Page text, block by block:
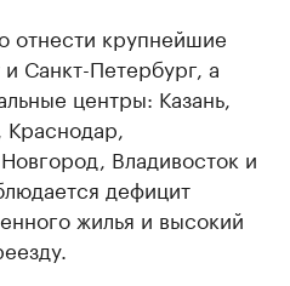
отнести крупнейшие
Санкт-Петербург, а
центры: Казань,
Краснодар,
Владивосток и
дефицит
жилья и высокий